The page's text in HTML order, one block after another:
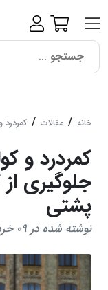
خانه مقالات کمردرد و کوله پشتی؛ 5
جلوگیری
پشتی
نوشته شده در 09 خرداد 1402